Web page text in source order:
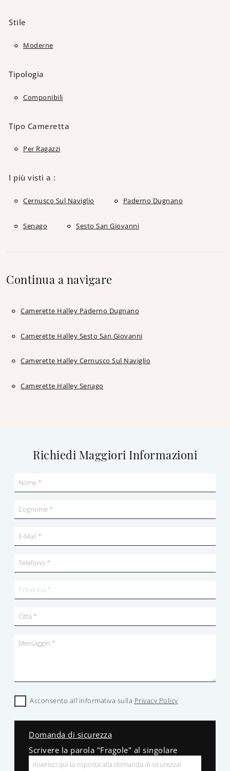
Stile
Moderne
Tipologia
Componibili
Tipo Cameretta
Per Ragazzi
I più visti a :
Cernusco Sul Naviglio Paderno Dugnano
Senago Sesto San Giovanni
Continua a navigare
Camerette Halley Paderno Dugnano
Camerette Halley Sesto San Giovanni
Camerette Halley Cernusco Sul Naviglio
Camerette Halley Senago
Richiedi Maggiori Informazioni
Acconsento all'informativa sulla Privacy Policy
Domanda di sicurezza
Scrivere la parola "Fragole" al singolare